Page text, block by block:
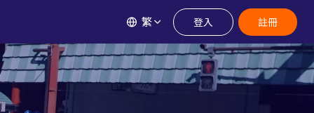
繁 登入 註冊